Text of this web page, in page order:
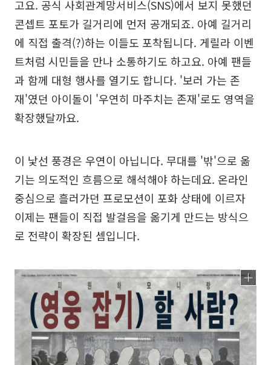
고요. 공식 사회관계망서비스(SNS)에서 보지 못했던
콘셉트 포토가 길거리에 먼저 공개되죠. 아예 길거리
에 직접 출격(?)하는 이들도 포착됩니다. 게릴라 이벤
트처럼 시민들을 만나 소통하기도 하고요. 아예 팬들
과 함께 대형 행사를 열기도 합니다. '보러 가는 존
재'였던 아이돌이 '우연히 마주치는 존재'로도 영역을
확장했달까요.
이 낯선 풍경은 우연이 아닙니다. 무대를 '밖'으로 옮
기는 의도적인 흐름으로 해석해야 하는데요. 온라인
중심으로 흘러가던 프로모션이 포화 상태에 이르자
이제는 팬들이 직접 발걸음을 옮기게 만드는 방식으
로 전략이 확장된 셈입니다.